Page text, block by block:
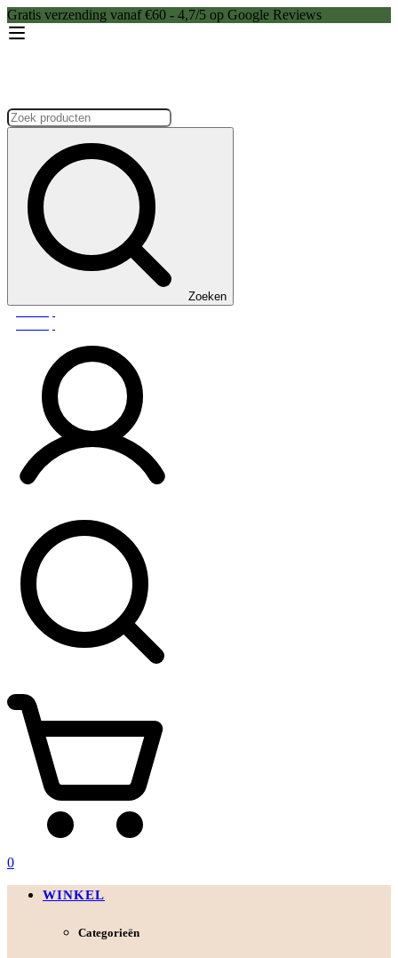
Gratis verzending vanaf €60 - 4,7/5 op Google Reviews
Zoeken:
Zoeken
0
WINKEL
Categorieën